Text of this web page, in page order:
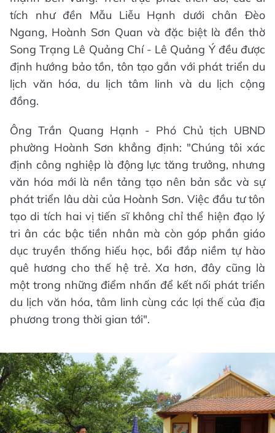
tích như đền Mẫu Liễu Hạnh dưới chân Đèo
Ngang, Hoành Sơn Quan và đặc biệt là đền thờ
Song Trạng Lê Quảng Chí - Lê Quảng Ý đều được
định hướng bảo tồn, tôn tạo gắn với phát triển du
lịch văn hóa, du lịch tâm linh và du lịch cộng
đồng.
Ông Trần Quang Hạnh - Phó Chủ tịch UBND
phường Hoành Sơn khẳng định: "Chúng tôi xác
định công nghiệp là động lực tăng trưởng, nhưng
văn hóa mới là nền tảng tạo nên bản sắc và sự
phát triển lâu dài của Hoành Sơn. Việc đầu tư tôn
tạo di tích hai vị tiến sĩ không chỉ thể hiện đạo lý
tri ân các bậc tiền nhân mà còn góp phần giáo
dục truyền thống hiếu học, bồi đắp niềm tự hào
quê hương cho thế hệ trẻ. Xa hơn, đây cũng là
một trong những điểm nhấn để kết nối phát triển
du lịch văn hóa, tâm linh cùng các lợi thế của địa
phương trong thời gian tới".